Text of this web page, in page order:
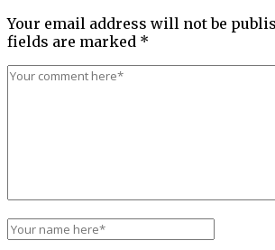
Your email address will not be
fields are marked *